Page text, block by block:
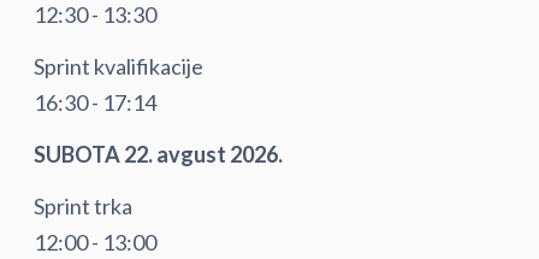
12:30 - 13:30
Sprint kvalifikacije
16:30 - 17:14
SUBOTA 22. avgust 2026.
Sprint trka
12:00 - 13:00